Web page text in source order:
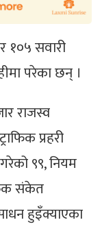
१०५ सवारी
परेका छन् ।
राजस्व
प्रहरी
९९, नियम
संकेत
हुइँक्याएका